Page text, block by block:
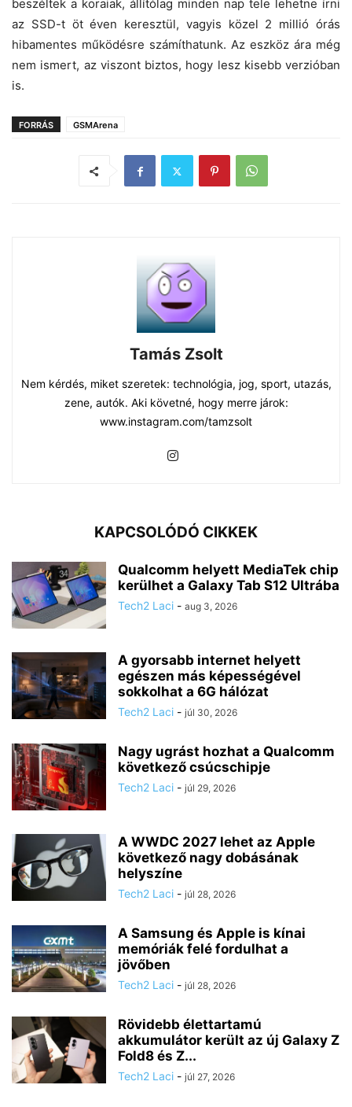
beszéltek a koraiak, állítólag minden nap tele lehetne írni
az SSD-t öt éven keresztül, vagyis közel 2 millió órás
hibamentes működésre számíthatunk. Az eszköz ára még
nem ismert, az viszont biztos, hogy lesz kisebb verzióban
is.
FORRÁS GSMArena
Tamás Zsolt
Nem kérdés, miket szeretek: technológia, jog, sport, utazás,
zene, autók. Aki követné, hogy merre járok:
www.instagram.com/tamzsolt
KAPCSOLÓDÓ CIKKEK
Qualcomm helyett MediaTek chip
kerülhet a Galaxy Tab S12 Ultrába
Tech2 Laci - aug 3, 2026
A gyorsabb internet helyett
egészen más képességével
sokkolhat a 6G hálózat
Tech2 Laci - júl 30, 2026
Nagy ugrást hozhat a Qualcomm
következő csúcschipje
Tech2 Laci - júl 29, 2026
A WWDC 2027 lehet az Apple
következő nagy dobásának
helyszíne
Tech2 Laci - júl 28, 2026
A Samsung és Apple is kínai
memóriák felé fordulhat a
jövőben
Tech2 Laci - júl 28, 2026
Rövidebb élettartamú
akkumulátor került az új Galaxy Z
Fold8 és Z...
Tech2 Laci - júl 27, 2026